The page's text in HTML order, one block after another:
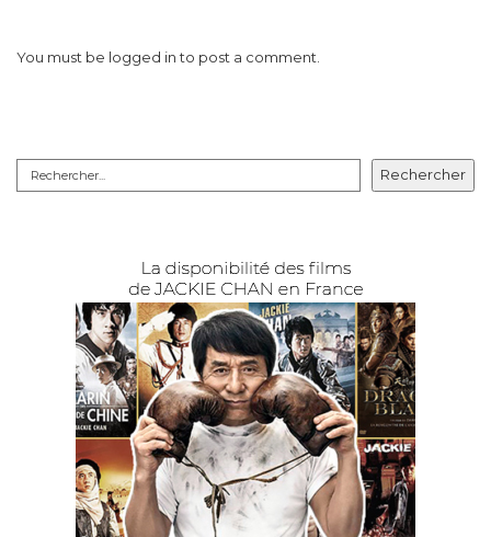
You must be logged into post a comment.
Rechercher
Rechercher